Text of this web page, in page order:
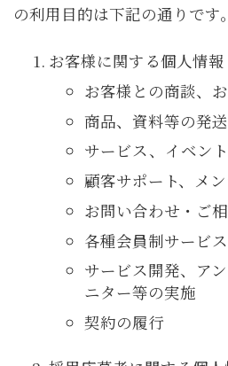
の利用目的は下記の通りです。
お客様に関する個人情報
お客様との商談、
商品、資料等の発送
サービス、イベン
顧客サポート、メ
お問い合わせ・ご
各種会員制サービ
サービス開発、ア
ニター等の実施
契約の履行